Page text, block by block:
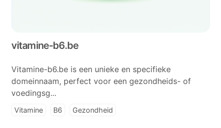
vitamine-b6.be
Vitamine-b6.be is een unieke en specifieke
domeinnaam, perfect voor een gezondheids- of
voedingsg...
Vitamine B6 Gezondheid